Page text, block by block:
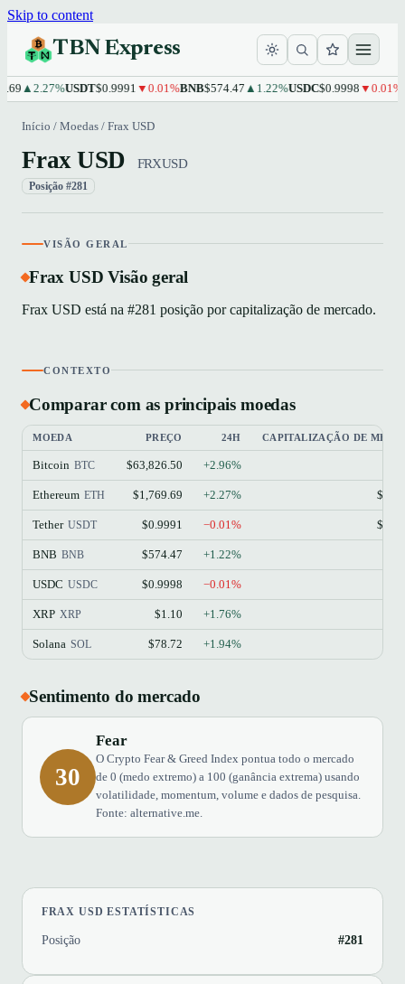
Skip to content
TBN Express
▲2.27%USDT$0.9991▼0.01%BNB$574.47▲1.22%USDC$0.9998▼0.01%
Início / Moedas / Frax USD
Frax USD FRXUSD
Posição #281
VISÃO GERAL
Frax USD Visão geral
Frax USD está na #281 posição por capitalização de mercado.
CONTEXTO
Comparar com as principais moedas
MOEDA PREÇO 24H CAPITALIZAÇÃO DE
Bitcoin BTC $63,826.50 +2.96%
Ethereum ETH $1,769.69 +2.27%
Tether USDT $0.9991 −0.01%
BNB BNB $574.47 +1.22%
USDC USDC $0.9998 −0.01%
XRP XRP $1.10 +1.76%
Solana SOL $78.72 +1.94%
Sentimento do mercado
30
Fear
O Crypto Fear & Greed Index pontua todo o mercado
de 0 (medo extremo) a 100 (ganância extrema) usando
volatilidade, momentum, volume e dados de pesquisa.
Fonte: alternative.me.
FRAX USD ESTATÍSTICAS
Posição #281